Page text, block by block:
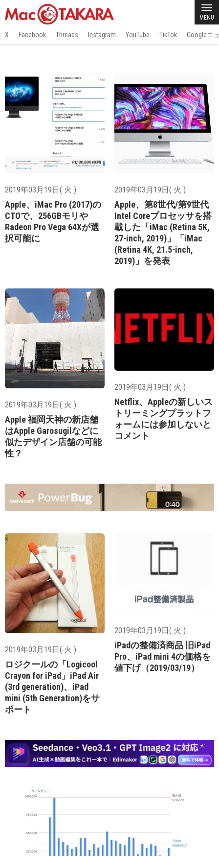
MENU
X Facebook Threads Instagram YouTube TikTok Googleニ
2019年03月19日( 火 )
Apple、iMac Pro (2017)の
CTOで、256GBモリや
Radeon Pro Vega 64Xが選
択可能に
2019年03月19日( 火 )
Apple、第8世代/第9世代
Intel Coreプロセッサを搭
載した「iMac (Retina 5K,
27-inch, 2019)」「iMac
(Retina 4K, 21.5-inch,
2019)」を発表
2019年03月19日( 火 )
Apple 福岡天神の新店舗
はApple Garosugilなどに
似たデザイン店舗の可能
性？
2019年03月19日( 火 )
Netflix、Appleの新しいス
トリーミングプラットフ
ォームには参加しないと
コメント
2019年03月19日( 火 )
ロジクールの「Logicool
Crayon for iPad」iPad Air
(3rd generation)、iPad
mini (5th Generation)をサ
ポート
2019年03月19日( 火 )
iPadの整備済商品 旧iPad
Pro、iPad mini 4の価格を
値下げ（2019/03/19）